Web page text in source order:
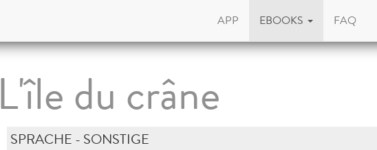
APP EBOOKS FAQ
L'île du crâne
SPRACHE - SONSTIGE